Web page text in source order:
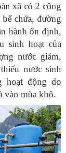
xã có 2 công
chứa, đường
hành ổn định,
sinh hoạt của
nước giảm,
nước sinh
hoạt động do
vào mùa khô.